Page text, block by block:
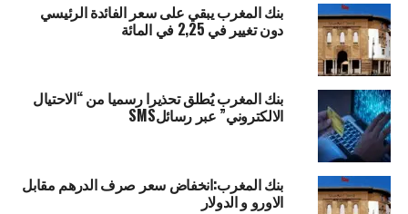
بنك المغرب يبقي على سعر الفائدة الرئيسي
دون تغيير في 2,25 في المائة
بنك المغرب يُطلق تحذيرا رسميا من “الاحتيال
الالكتروني” عبر رسائلSMS
بنك المغرب:انخفاض سعر صرف الدرهم مقابل
الاورو و الدولار